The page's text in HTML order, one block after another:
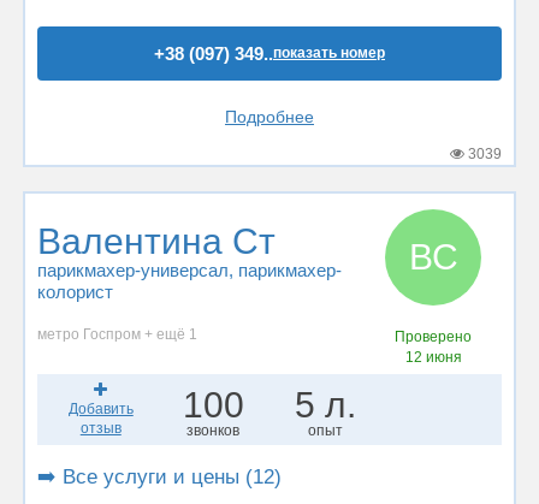
+38 (097) 349..показать номер
Подробнее
3039
Валентина Ст
парикмахер-универсал, парикмахер-
колорист
ВС
метро Госпром + ещё 1
Проверено
12 июня
Добавить
отзыв
100
звонков
5 л.
опыт
➡️ Все услуги и цены (12)